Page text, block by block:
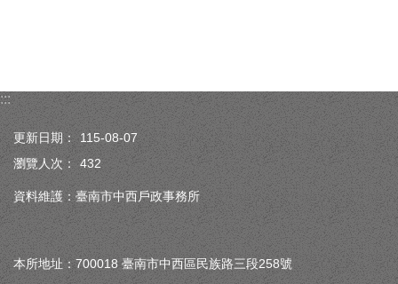
:::
更新日期：
115-08-07
瀏覽人次：
432
資料維護：臺南市中西戶政事務所
本所地址：700018 臺南市中西區民族路三段258號